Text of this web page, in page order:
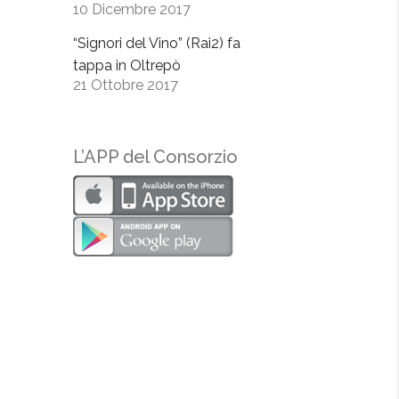
10 Dicembre 2017
“Signori del Vino” (Rai2) fa
tappa in Oltrepò
21 Ottobre 2017
L’APP del Consorzio